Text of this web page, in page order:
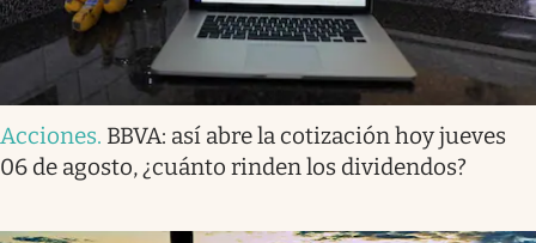
Acciones. BBVA: así abre la cotización hoy jueves
06 de agosto, ¿cuánto rinden los dividendos?